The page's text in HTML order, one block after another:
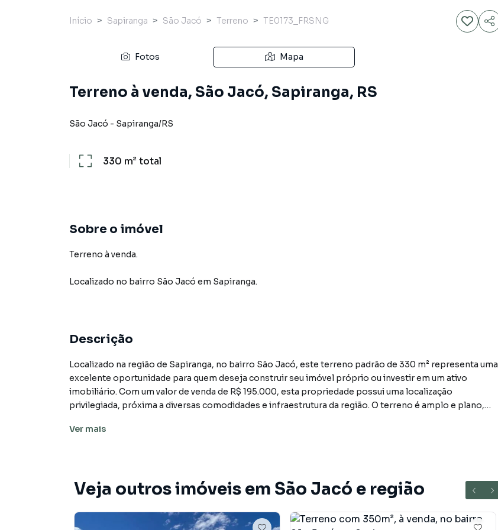
Início Sapiranga São Jacó Terreno TE0173_FRSNG
Fotos Mapa
Terreno à venda, São Jacó, Sapiranga, RS
São Jacó - Sapiranga/RS
330 m²total
Sobre o imóvel
Terreno à venda.
Localizado no bairro São Jacó em Sapiranga.
Descrição
Localizado na região de Sapiranga, no bairro São Jacó, este terreno padrão de 330 m² representa uma
excelente oportunidade para quem deseja construir seu imóvel próprio ou investir em um ativo
imobiliário. Com um valor de venda de R$ 195.000, esta propriedade possui uma localização
privilegiada, próxima a diversas comodidades e infraestrutura da região. O terreno é amplo e plano,
comercial. A área disponível permite a personalização do projeto de acordo com as necessidades e
Terreno para Venda em região valorizada do bairro São Jacó, em Sapiranga. Não encontrou o que
procurava ou deseja mais informações sobre Terreno em Sapiranga? Entre em contato com nossa
Ver mais
Veja outros imóveis em São Jacó e região